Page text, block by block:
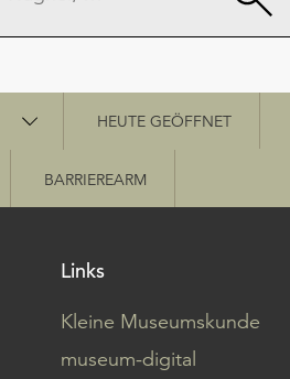
HEUTE GEÖFFNET
BARRIEREARM
Links
Kleine Museumskunde
museum-digital